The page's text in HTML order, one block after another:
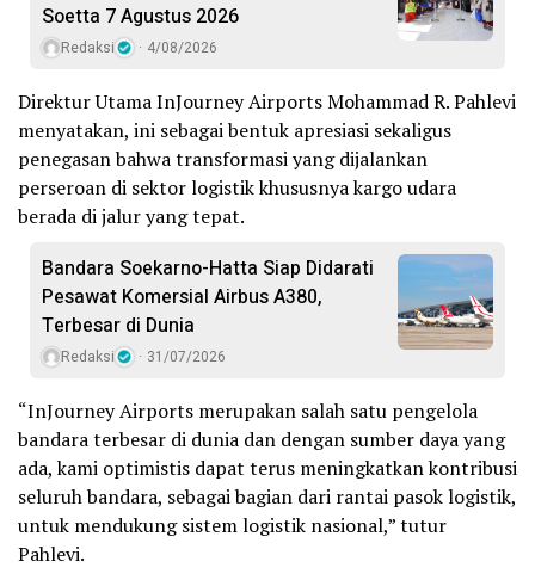
Soetta 7 Agustus 2026
Redaksi 4/08/2026
Direktur Utama InJourney Airports Mohammad R. Pahlevi
menyatakan, ini sebagai bentuk apresiasi sekaligus
penegasan bahwa transformasi yang dijalankan
perseroan di sektor logistik khususnya kargo udara
berada di jalur yang tepat.
Bandara Soekarno-Hatta Siap Didarati
Pesawat Komersial Airbus A380,
Terbesar di Dunia
Redaksi 31/07/2026
“InJourney Airports merupakan salah satu pengelola
bandara terbesar di dunia dan dengan sumber daya yang
ada, kami optimistis dapat terus meningkatkan kontribusi
seluruh bandara, sebagai bagian dari rantai pasok logistik,
untuk mendukung sistem logistik nasional,” tutur
Pahlevi.